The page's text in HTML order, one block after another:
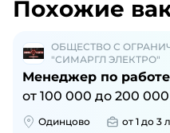
Похожие
ОБЩЕСТВО С
"СИМАРГЛ ЭЛЕКТРО"
Менеджер по
от 100 000 до 200 000
Одинцово от 1 до 3